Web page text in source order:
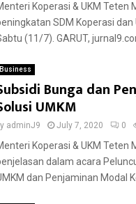
Koperasi & UKM
SDM Koperasi
(11/7). GARUT,
Business
Bunga dan
UMKM
adminJ9 July 7, 2020 0
Koperasi & UKM Teten
dalam acara
dan Penjaminan Modal